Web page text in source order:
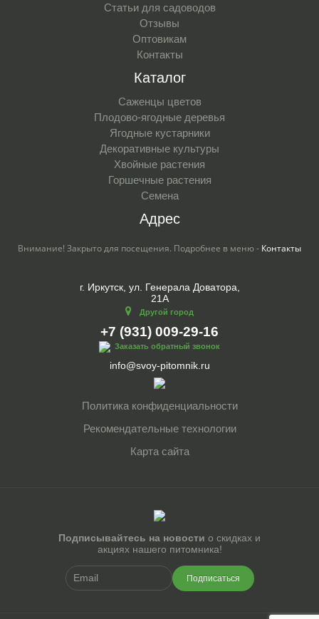
Статьи для садоводов
Отзывы
Оптовикам
Контакты
Каталог
Саженцы цветов
Плодово-ягодные деревья
Ягодные кустарники
Декоративные культуры
Хвойные растения
Горшечные растения
Семена
Адрес
Внимание! Закрыто для посещения. Подробнее в меню - Контакты
г. Иркутск, ул. Генерала Доватора,
21А
Другой город
+7 (931) 009-29-16
Заказать обратный звонок
info@svoy-pitomnik.ru
Политика конфиденциальности
Рекомендательные технологии
Карта сайта
Подписывайтесь на новости о скидках и
акциях нашего питомника!
Подписаться